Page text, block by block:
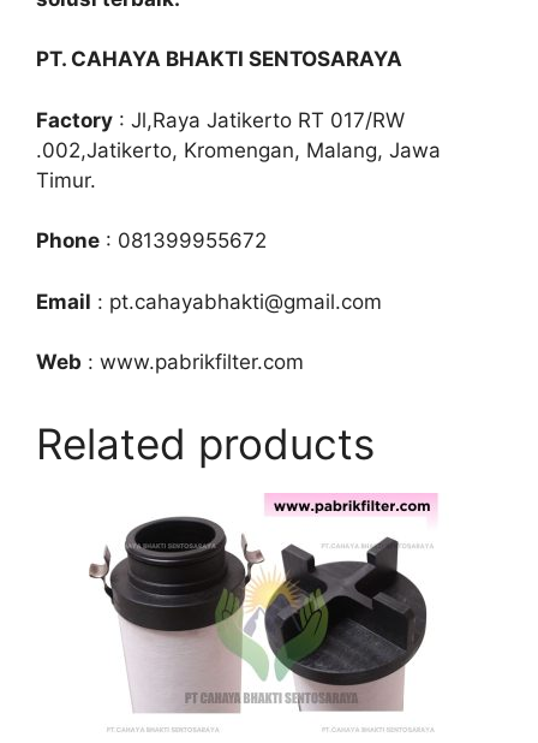
PT. CAHAYA BHAKTI SENTOSARAYA
Factory : Jl,Raya Jatikerto RT 017/RW
.002,Jatikerto, Kromengan, Malang, Jawa
Timur.
Phone : 081399955672
Email : pt.cahayabhakti@gmail.com
Web : www.pabrikfilter.com
Related products